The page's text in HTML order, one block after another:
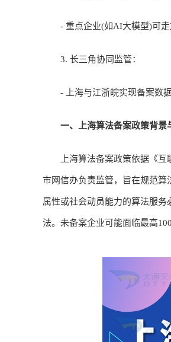
- 重点企业(如AI大模型)可走
3. 长三角协同监管：
- 上海与江浙皖实现备案数据
一、上海算法备案政策背景
上海算法备案政策依据《互联
市网信办负责监管，旨在规范
属性或社会动员能力的算法服
法。未备案企业可能面临最高